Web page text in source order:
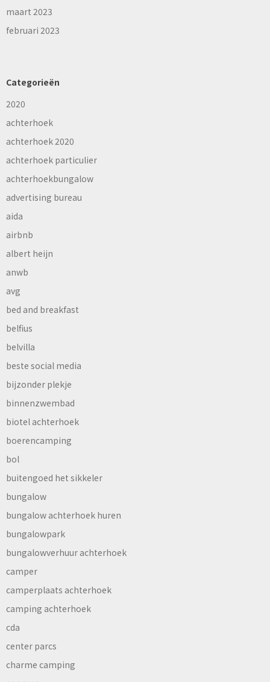
maart 2023
februari 2023
Categorieën
2020
achterhoek
achterhoek 2020
achterhoek particulier
achterhoekbungalow
advertising bureau
aida
airbnb
albert heijn
anwb
avg
bed and breakfast
belfius
belvilla
beste social media
bijzonder plekje
binnenzwembad
biotel achterhoek
boerencamping
bol
buitengoed het sikkeler
bungalow
bungalow achterhoek huren
bungalowpark
bungalowverhuur achterhoek
camper
camperplaats achterhoek
camping achterhoek
cda
center parcs
charme camping